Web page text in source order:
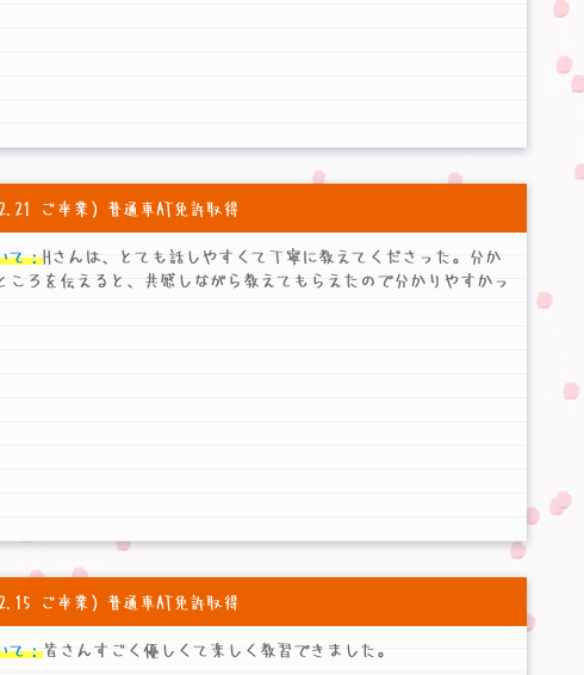
ご卒業）普通車AT免許取得
て：Hさんは、とても話しやすくて丁寧に教えてくださった。分か
ころを伝えると、共感しながら教えてもらえたので分かりやすかっ
ご卒業）普通車AT免許取得
て：皆さんすごく優しくて楽しく教習できました。